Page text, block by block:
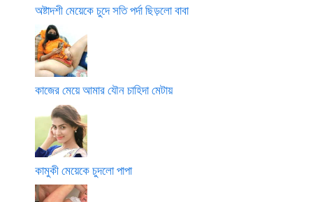
অষ্টাদশী মেয়েকে চুদে সতি পর্দা ছিড়লো বাবা
কাজের মেয়ে আমার যৌন চাহিদা মেটায়
কামুকী মেয়েকে চুদলো পাপা